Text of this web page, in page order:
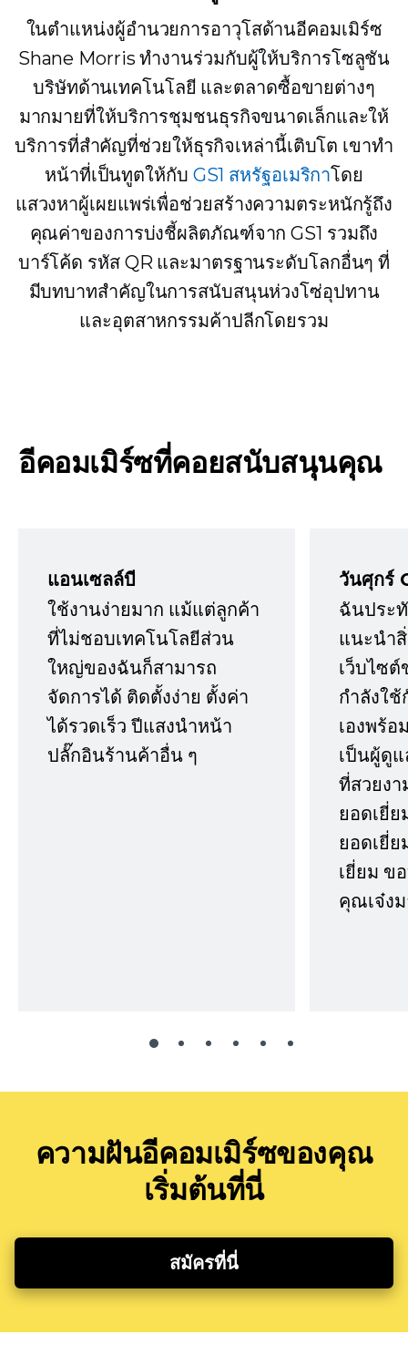
ในตำแหน่งผู้อำนวยการอาวุโสด้านอีคอมเมิร์ซ
Shane Morris ทำงานร่วมกับผู้ให้บริการโซลูชัน
บริษัทด้านเทคโนโลยี และตลาดซื้อขายต่างๆ
มากมายที่ให้บริการชุมชนธุรกิจขนาดเล็กและให้
บริการที่สำคัญที่ช่วยให้ธุรกิจเหล่านี้เติบโต เขาทำ
หน้าที่เป็นทูตให้กับ GS1 สหรัฐอเมริกาโดย
แสวงหาผู้เผยแพร่เพื่อช่วยสร้างความตระหนักรู้ถึง
คุณค่าของการบ่งชี้ผลิตภัณฑ์จาก GS1 รวมถึง
บาร์โค้ด รหัส QR และมาตรฐานระดับโลกอื่นๆ ที่
มีบทบาทสำคัญในการสนับสนุนห่วงโซ่อุปทาน
และอุตสาหกรรมค้าปลีกโดยรวม
อีคอมเมิร์ซที่คอยสนับสนุนคุณ
แอนเซลล์บี
ใช้งานง่ายมาก แม้แต่ลูกค้า
ที่ไม่ชอบเทคโนโลยีส่วน
ใหญ่ของฉันก็สามารถ
จัดการได้ ติดตั้งง่าย ตั้งค่า
ได้รวดเร็ว ปีแสงนำหน้า
ปลั๊กอินร้านค้าอื่น ๆ
วันศุกร์
ฉันประ
แนะนำ
เว็บไซ
กำลังใ
เองพร้
เป็นผู้ดูแ
ที่สวยง
ยอดเยี่ย
ยอดเยี่
เยี่ยม ข
คุณเจ๋ง
ความฝันอีคอมเมิร์ซของคุณ
เริ่มต้นที่นี่
สมัครที่นี่